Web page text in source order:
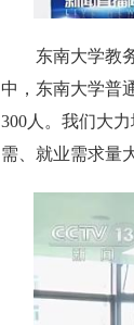
东南大学教
中，东南大学普
300人。我们大
需、就业需求量